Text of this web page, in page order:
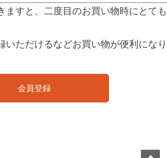
ますと、二度目のお買い物時にとても
いただけるなどお買い物が便利になり
会員登録